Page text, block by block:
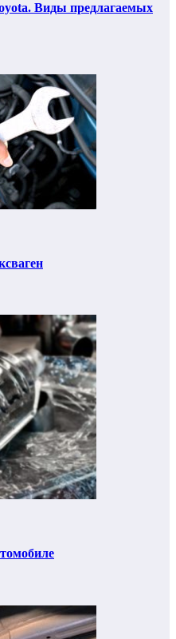
Виды предлагаемых